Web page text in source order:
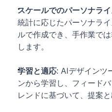
スケールでのパーソナラ
統計に応じたパーソナラ
ルで作成でき、手作業で
します。
学習と適応: AIデザインツ
ンから学習し、フィード
レンドに基づいて、提案と